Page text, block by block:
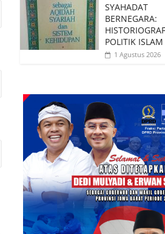
SYAHADAT
BERNEGARA:
POLITIK ISLAM
1 Agustus 2026